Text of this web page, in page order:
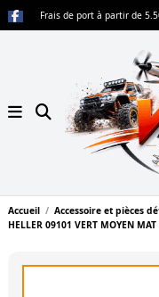
Frais de port à partir de
Accueil Accessoire et pièces
HELLER 09101 VERT MOYEN